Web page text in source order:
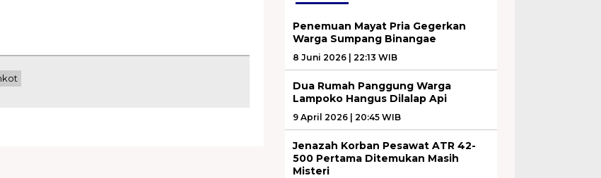
Penemuan Mayat Pria Gegerkan
Warga Sumpang Binangae
8 Juni 2026 | 22:13 WIB
Dua Rumah Panggung Warga
Lampoko Hangus Dilalap Api
9 April 2026 | 20:45 WIB
Jenazah Korban Pesawat ATR 42-
500 Pertama Ditemukan Masih
Misteri